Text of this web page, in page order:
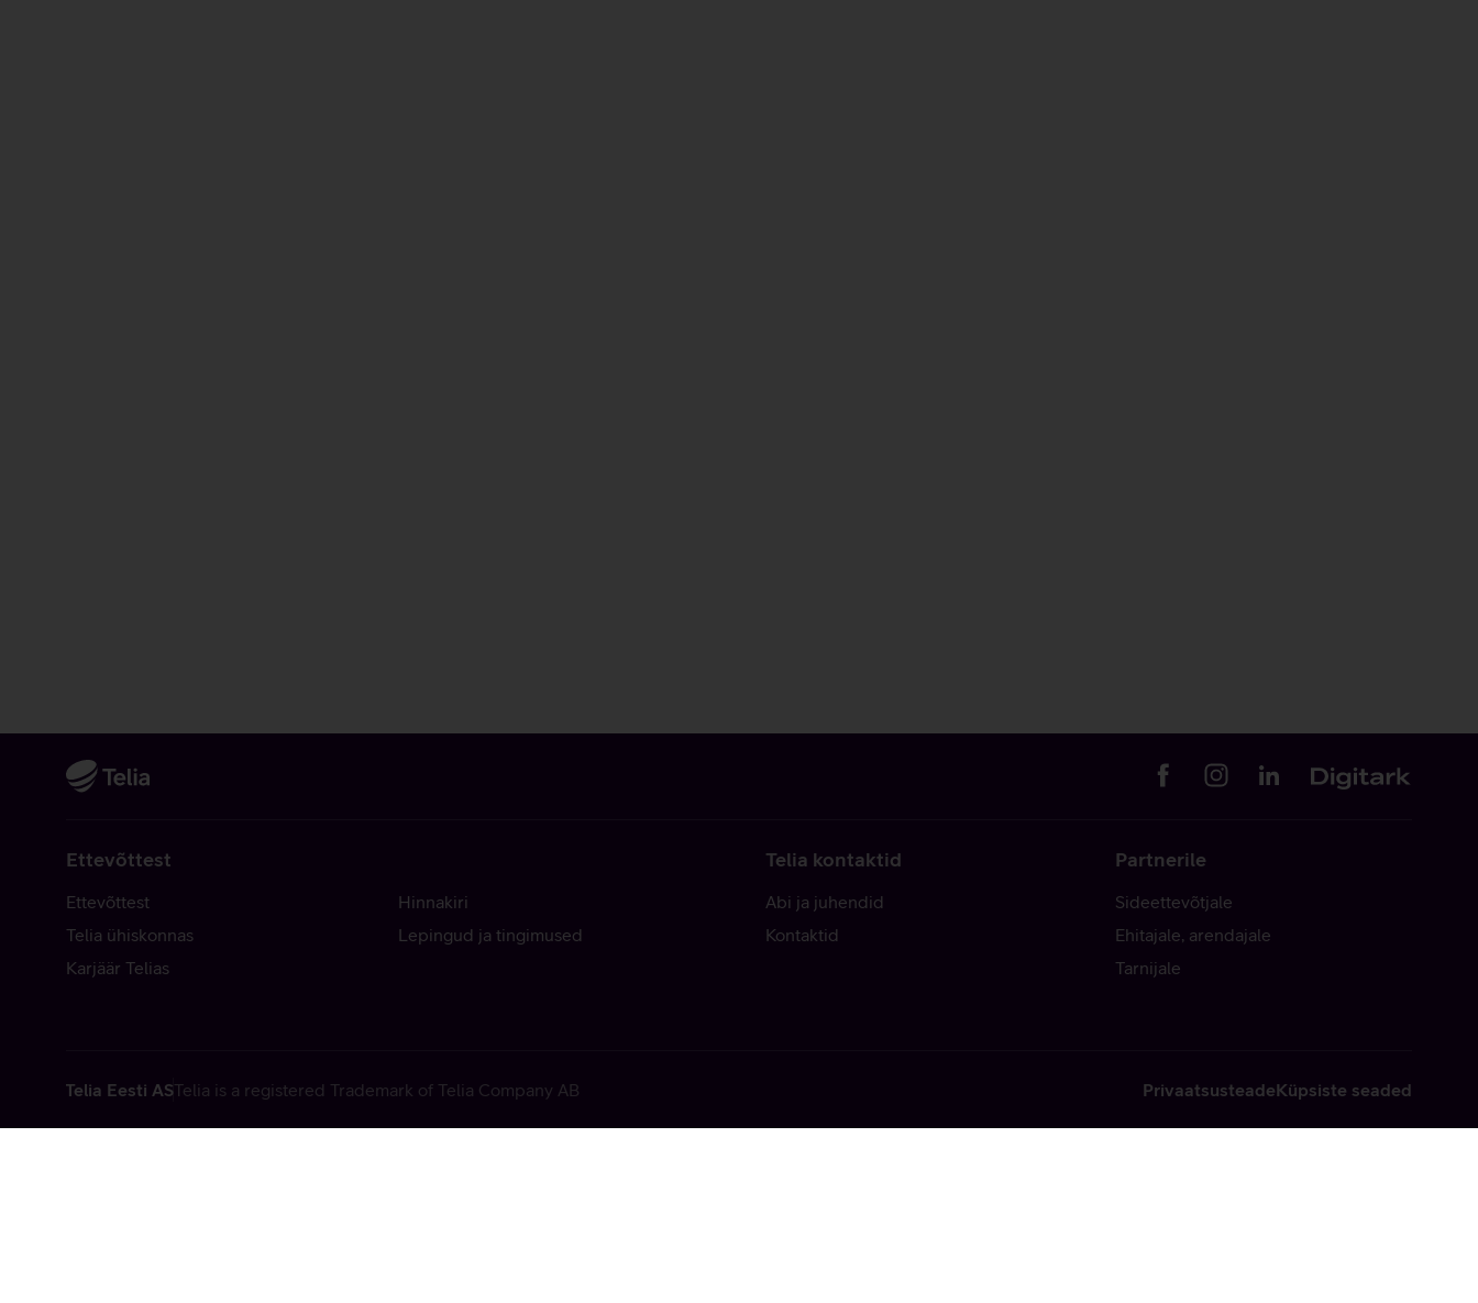
Ettevõttest
Ettevõttest
Telia ühiskonnas
Karjäär Telias
Hinnakiri
Lepingud ja tingimused
Telia kontaktid
Abi ja juhendid
Kontaktid
Partnerile
Sideettevõtjale
Ehitajale, arendajale
Tarnijale
Telia Eesti ASTelia is a registered Trademark of Telia Company AB PrivaatsusteadeKüpsiste seaded